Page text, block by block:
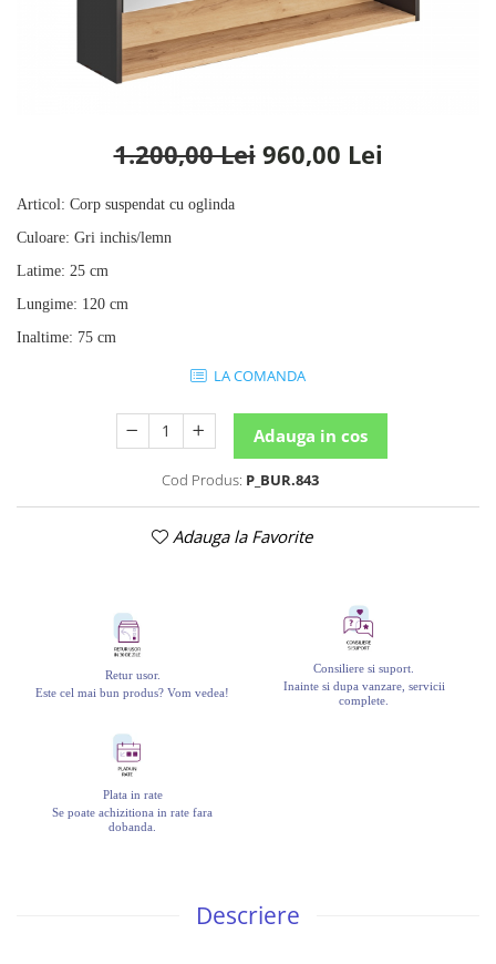
1.200,00 Lei 960,00 Lei
Articol: Corp suspendat cu oglinda
Culoare: Gri inchis/lemn
Latime: 25 cm
Lungime: 120 cm
Inaltime: 75 cm
LA COMANDA
Adauga in cos
Cod Produs: P_BUR.843
Adauga la Favorite
Retur usor.
Este cel mai bun produs? Vom vedea!
Consiliere si suport.
Inainte si dupa vanzare, servicii
complete.
Plata in rate
Se poate achizitiona in rate fara
dobanda.
Descriere